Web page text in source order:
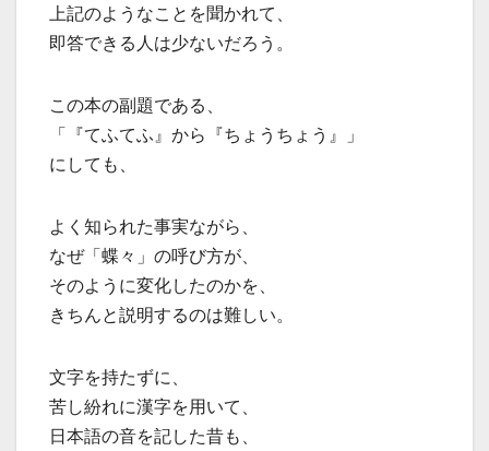
上記のようなことを聞かれて、
即答できる人は少ないだろう。
この本の副題である、
「『てふてふ』から『ちょうちょう』」
にしても、
よく知られた事実ながら、
なぜ「蝶々」の呼び方が、
そのように変化したのかを、
きちんと説明するのは難しい。
文字を持たずに、
苦し紛れに漢字を用いて、
日本語の音を記した昔も、